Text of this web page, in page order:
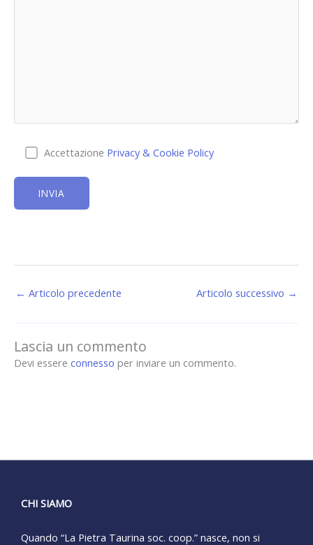
Accettazione Privacy & Cookie Policy
← Articolo precedente Articolo successivo →
Lascia un commento
Devi essere connesso per inviare un commento.
CHI SIAMO
Quando “La Pietra Taurina soc. coop.” nasce, non si